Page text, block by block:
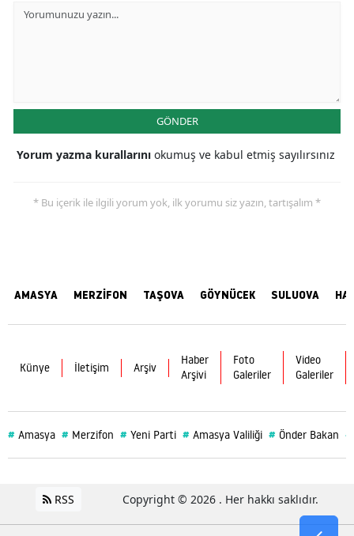
GÖNDER
Yorum yazma kurallarını okumuş ve kabul etmiş sayılırsınız
* Bu içerik ile ilgili yorum yok, ilk yorumu siz yazın, tartışalım *
AMASYA MERZİFON TAŞOVA GÖYNÜCEK SULUOVA
Künye İletişim Arşiv
Haber
Arşivi
Foto
Galeriler
Video
Galeriler
# Amasya # Merzifon # Yeni Parti # Amasya Valiliği # Önder Bakan #
RSS Copyright © 2026 . Her hakkı saklıdır.